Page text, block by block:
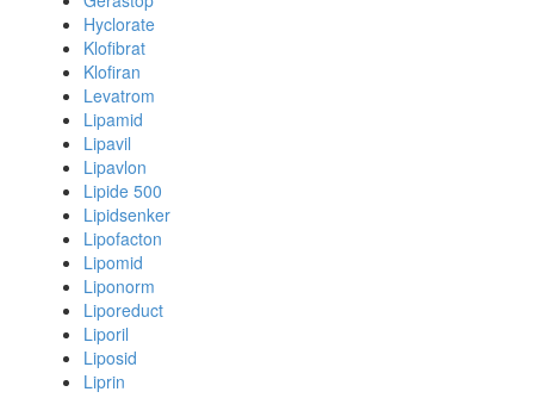
Hyclorate
Klofibrat
Klofiran
Levatrom
Lipamid
Lipavil
Lipavlon
Lipide 500
Lipidsenker
Lipofacton
Lipomid
Liponorm
Liporeduct
Liporil
Liposid
Liprin